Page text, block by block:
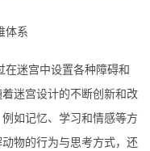
体系
在迷宫中设置各种障碍和
迷宫设计的不断创新和改
如记忆、学习和情感等方
物的行为与思考方式，还